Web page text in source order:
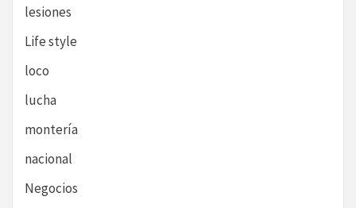
lesiones
Life style
loco
lucha
montería
nacional
Negocios